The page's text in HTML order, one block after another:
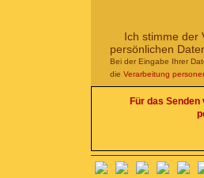
Ich stimme der
persönlichen
Bei der Eingabe Ihrer
die Verarbeitung
Für das